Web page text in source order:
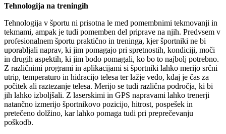
Tehnologija na treningih
Tehnologija v športu ni prisotna le med pomembnimi tekmovanji in
tekmami, ampak je tudi pomemben del priprave na njih. Predvsem v
profesionalnem športu praktično in treninga, kjer športniki ne bi
uporabljali naprav, ki jim pomagajo pri spretnostih, kondiciji, moči
in drugih aspektih, ki jim bodo pomagali, ko bo to najbolj potrebno.
Z različnimi programi in aplikacijami si športniki lahko merijo srčni
utrip, temperaturo in hidracijo telesa ter lažje vedo, kdaj je čas za
počitek ali raztezanje telesa. Merijo se tudi različna področja, ki bi
jih lahko izboljšali. Z laserskimi in GPS napravami lahko trenerji
natančno izmerijo športnikovo pozicijo, hitrost, pospešek in
pretečeno dolžino, kar lahko pomaga tudi pri preprečevanju
poškodb.